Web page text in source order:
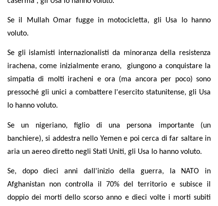
Se il Mullah Omar fugge in motocicletta, gli Usa lo hanno
voluto.
Se gli islamisti internazionalisti da minoranza della resistenza
irachena, come inizialmente erano, giungono a conquistare la
simpatia di molti iracheni e ora (ma ancora per poco) sono
pressoché gli unici a combattere l'esercito statunitense, gli Usa
lo hanno voluto.
Se un nigeriano, figlio di una persona importante (un
banchiere), si addestra nello Yemen e poi cerca di far saltare in
aria un aereo diretto negli Stati Uniti, gli Usa lo hanno voluto.
Se, dopo dieci anni dall'inizio della guerra, la NATO in
Afghanistan non controlla il 70% del territorio e subisce il
doppio dei morti dello scorso anno e dieci volte i morti subiti